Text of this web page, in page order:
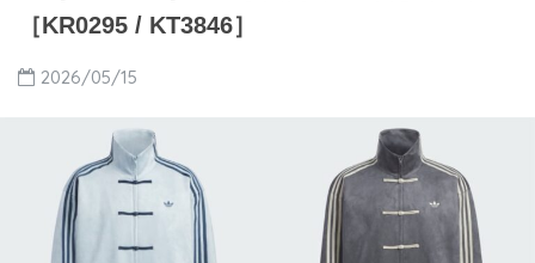
［KR0295 / KT3846］
2026/05/15